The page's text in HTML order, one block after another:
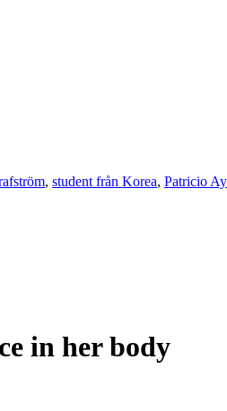
, student från Korea, Patricio
in her body